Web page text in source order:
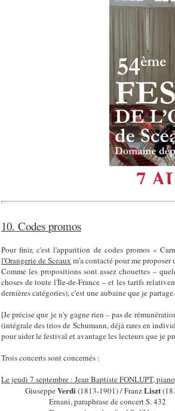
10. Codes promos
Pour finir, c'est l'apparition de codes promos «
l'Orangerie de Sceaux m'a contacté pour me
Comme les propositions sont assez chouettes –
choses de toute l'Île-de-France – et les tarifs
dernières catégories), c'est une aubaine que je partage.
[Je précise que je n'y gagne rien – pas de
(intégrale des trios de Schumann, déjà rares en
pour aider le festival et avantage les lecteurs que je
Trois concerts sont concernés :
Le jeudi 7 septembre : Jean Baptiste FONLUPT, piano
GiuseppeVerdi(1813-1901) / FranzLiszt
Ernani, paraphrase de concert S. 432